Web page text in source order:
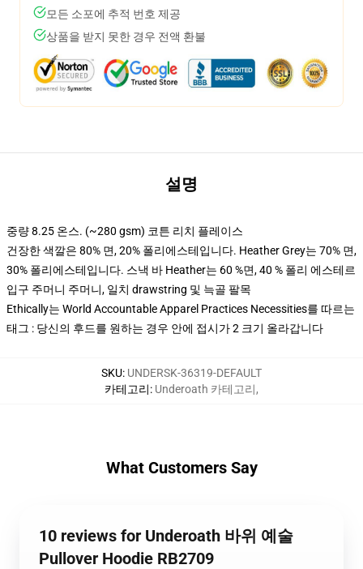
모든 소포에 추적 번호 제공
상품을 받지 못한 경우 전액 환불
설명
중량 8.25 온스. (~280 gsm) 코튼 리치 플레이스
건장한 색깔은 80% 면, 20% 폴리에스테입니다. Heather Grey는 70% 면,
30% 폴리에스테입니다. 스낵 바 Heather는 60 %면, 40 % 폴리 에스테르
입구 주머니 주머니, 일치 drawstring 및 늑골 팔목
Ethically는 World Accountable Apparel Practices Necessities를 따르는
태그 : 당신의 후드를 원하는 경우 안에 접시가 2 크기 올라갑니다
SKU: UNDERSK-36319-DEFAULT
카테고리: Underoath 카테고리,
What Customers Say
10 reviews for Underoath 바위 예술
Pullover Hoodie RB2709